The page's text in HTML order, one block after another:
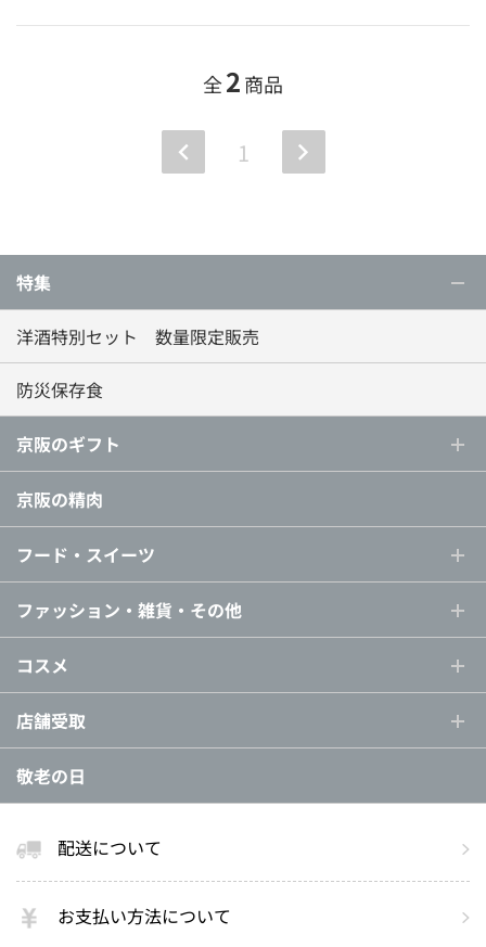
特集
洋酒特別セット 数量限定販売
防災保存食
京阪のギフト
京阪の精肉
フード・スイーツ
ファッション・雑貨・その他
コスメ
店舗受取
敬老の日
全2商品
1
配送について
お支払い方法について